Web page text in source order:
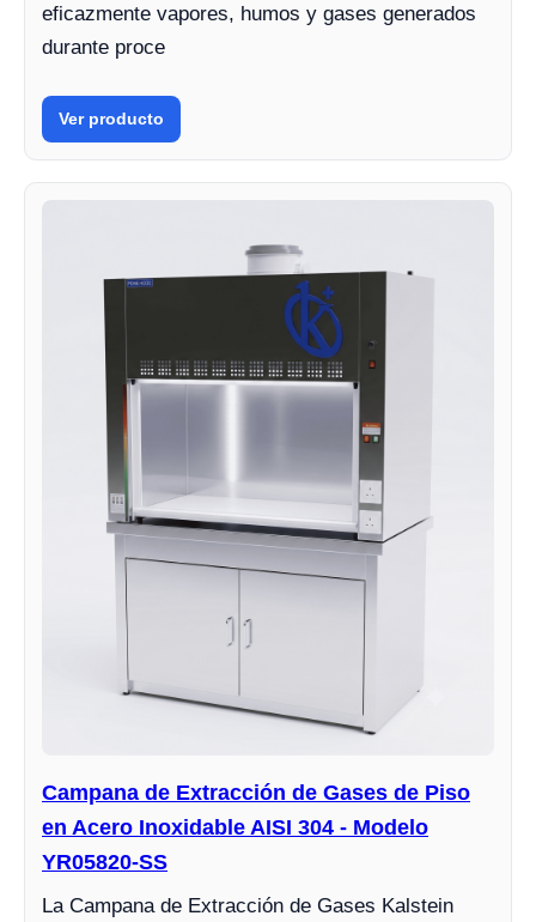
eficazmente vapores, humos y gases generados
durante proce
Ver producto
Campana de Extracción de Gases de Piso
en Acero Inoxidable AISI 304 - Modelo
YR05820-SS
La Campana de Extracción de Gases Kalstein